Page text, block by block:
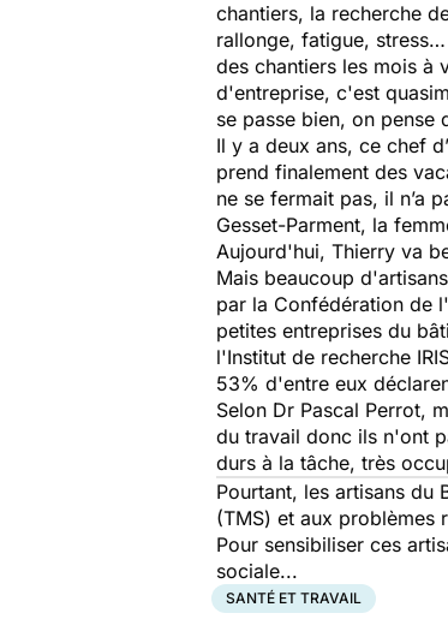
chantiers, la recherche
rallonge, fatigue,
des chantiers les mois à
d'entreprise, c'est
se passe bien, on
Il y a deux ans, ce chef
prend finalement des
ne se fermait pas, il n’a
Gesset-Parment, la
Aujourd'hui, Thierry va
Mais beaucoup
par la Confédération de
petites entreprises du
l'Institut de recherche
53% d'entre eux
Selon Dr Pascal Perrot,
du travail donc ils n'ont
durs à la tâche, très
Pourtant, les artisans du
(TMS) et aux problèmes
Pour sensibiliser ces
sociale...
SANTÉ ET TRAVAIL